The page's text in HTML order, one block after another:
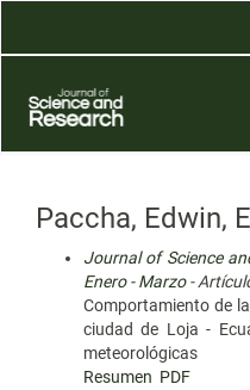
Contenido
Barra
lateral
Paccha, Edwin,
Journal of Science
Enero - Marzo-
Comportamiento de
ciudad de Loja -
meteorológicas
Resumen PDF